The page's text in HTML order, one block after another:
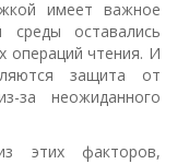
имеет важное
оставались
операций чтения. И
защита от
за неожиданного
этих факторов,